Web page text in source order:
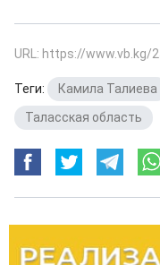
URL: https://www.vb.kg/
Теги: Камила Талиева
Таласская область